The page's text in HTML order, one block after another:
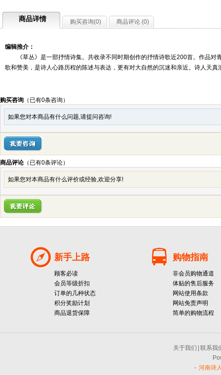
商品详情 购买咨询(0) 商品评论 (0)
编辑推介：
《草丛》是一部抒情诗集。共收录不同时期创作的抒情诗歌近200首。作品对
歌和赞美，是诗人心路历程的陈述与表达，更有对大自然的沉迷和亲近。诗人天
购买咨询 （已有0条咨询）
如果您对本商品有什么问题,请提问咨询!
商品评论（已有0条评论）
如果您对本商品有什么评价或经验,欢迎分享!
新手上路
顾客必读
会员等级折扣
订单的几种状态
积分奖励计划
商品退货保障
购物指南
非会员购物通道
体贴的售后服务
网站使用条款
网站免责声明
简单的购物流程
关于我们 联系我
- 河南诗